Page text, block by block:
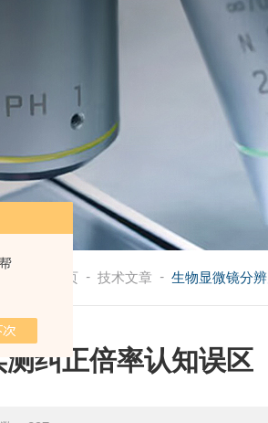
首页 - 技术文章 - 生物显微镜分
纠正倍率认知误区